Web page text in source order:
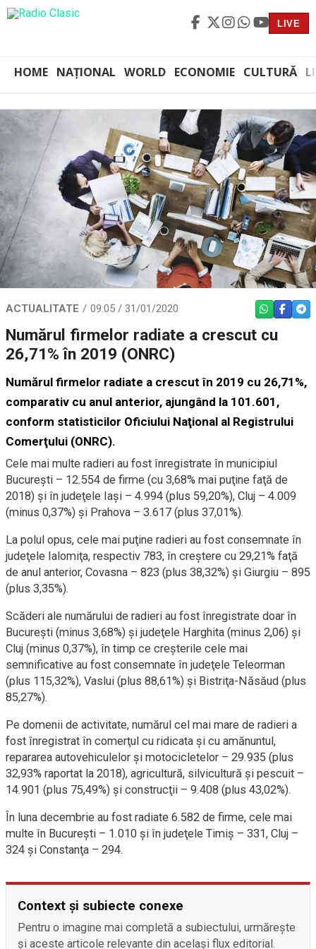
LIVE
HOME NAȚIONAL WORLD ECONOMIE CULTURĂ
ACTUALITATE 09:05 / 31/01/2020 WHATSAPP
Numărul firmelor radiate a crescut cu
26,71% în 2019 (ONRC)
Numărul firmelor radiate a crescut în 2019 cu 26,71%,
comparativ cu anul anterior, ajungând la 101.601,
conform statisticilor Oficiului Naţional al Registrului
Comerţului (ONRC).
Cele mai multe radieri au fost înregistrate în municipiul
Bucureşti – 12.554 de firme (cu 3,68% mai puţine faţă de
2018) şi în judeţele Iaşi – 4.994 (plus 59,20%), Cluj – 4.009
(minus 0,37%) şi Prahova – 3.617 (plus 37,01%).
La polul opus, cele mai puţine radieri au fost consemnate în
judeţele Ialomiţa, respectiv 783, în creştere cu 29,21% faţă
de anul anterior, Covasna – 823 (plus 38,32%) şi Giurgiu – 895
(plus 3,35%).
Scăderi ale numărului de radieri au fost înregistrate doar în
Bucureşti (minus 3,68%) şi judeţele Harghita (minus 2,06) şi
Cluj (minus 0,37%), în timp ce creşterile cele mai
semnificative au fost consemnate în judeţele Teleorman
(plus 115,32%), Vaslui (plus 88,61%) şi Bistriţa-Năsăud (plus
85,27%).
Pe domenii de activitate, numărul cel mai mare de radieri a
fost înregistrat în comerţul cu ridicata şi cu amănuntul,
repararea autovehiculelor şi motocicletelor – 29.935 (plus
32,93% raportat la 2018), agricultură, silvicultură şi pescuit –
14.901 (plus 75,49%) şi construcţii – 9.408 (plus 43,02%).
În luna decembrie au fost radiate 6.582 de firme, cele mai
multe în Bucureşti – 1.010 şi în judeţele Timiş – 331, Cluj –
324 şi Constanţa – 294.
Context și subiecte conexe
Pentru o imagine mai completă a subiectului, urmărește
și aceste articole relevante din același flux editorial.